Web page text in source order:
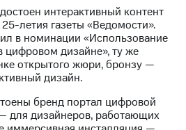
интерактивный контент
летия газеты «Ведомости».
в номинации «Использование
цифровом дизайне», ту же
открытого жюри, бронзу —
дизайн.
бренд портал цифровой
для дизайнеров, работающих